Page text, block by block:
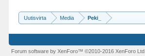
Uutisvirta Media Peki_
Forum software by XenForo™©2010-2016 XenForo Ltd.